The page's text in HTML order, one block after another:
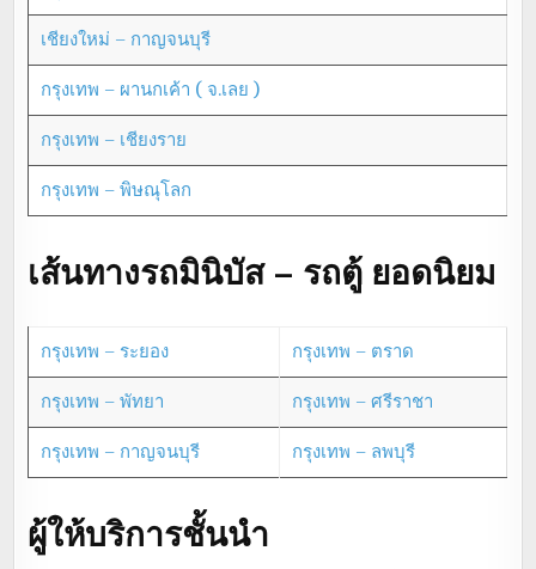
เชียงใหม่ – กาญจนบุรี
กรุงเทพ – ผานกเค้า ( จ.เลย )
กรุงเทพ – เชียงราย
กรุงเทพ – พิษณุโลก
เส้นทางรถมินิบัส – รถตู้ ยอดนิยม
กรุงเทพ – ระยอง กรุงเทพ – ตราด
กรุงเทพ – พัทยา กรุงเทพ – ศรีราชา
กรุงเทพ – กาญจนบุรี กรุงเทพ – ลพบุรี
ผู้ให้บริการชั้นนำ